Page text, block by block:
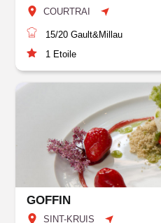
COURTRAI
15/20 Gault&Millau
1 Etoile
GOFFIN
SINT-KRUIS